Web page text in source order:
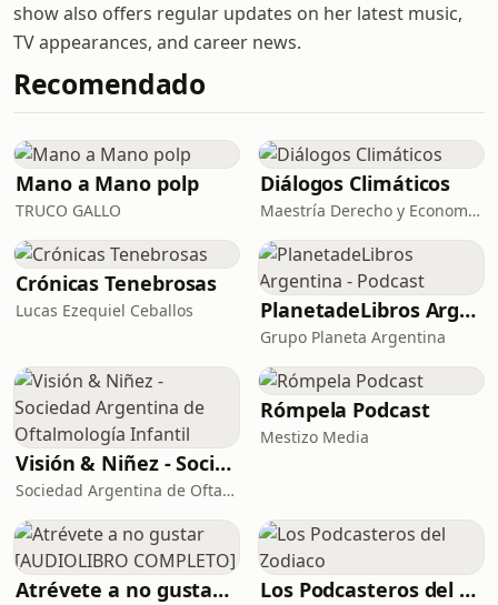
show also offers regular updates on her latest music,
TV appearances, and career news.
Recomendado
Mano a Mano polp
TRUCO GALLO
Diálogos Climáticos
Maestría Derecho y Economía Cambio Climático
Crónicas Tenebrosas
Lucas Ezequiel Ceballos PlanetadeLibros Argentina - Podcast
Grupo Planeta Argentina
Visión & Niñez - Sociedad Argentina de Oftalmología Infantil
Sociedad Argentina de Oftalmología Infantil
Rómpela Podcast
Mestizo Media
Atrévete a no gustar [AUDIOLIBRO COMPLETO] Los Podcasteros del Zodiaco